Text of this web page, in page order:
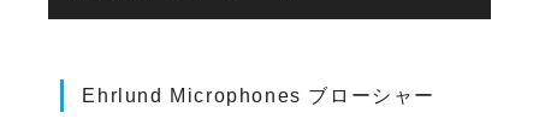
Ehrlund Microphones ブローシャー